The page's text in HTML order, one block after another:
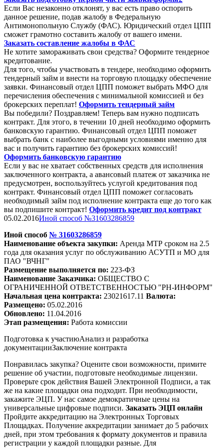
Если Вас незаконно отклонят, у вас есть право оспорить
данное решение, подав жалобу в Федеральную
Антимонопольную Службу (ФАС). Юридический отдел ЦПП
сможет грамотно составить жалобу от вашего имени.
Заказать составление жалобы в ФАС
Не хотите замораживать свои средства? Оформите тендерное
кредитование.
Для того, чтобы участвовать в тендере, необходимо оформить
тендерный займ и внести на торговую площадку обеспечение
заявки. Финансовый отдел ЦПП поможет выбрать МФО для
перечисления обеспечения с минимальной комиссией и без
брокерских переплат! Оформить тендерный займ
Вы победили? Поздравляем! Теперь вам нужно подписать
контракт. Для этого, в течении 10 дней необходимо оформить
банковскую гарантию. Финансовый отдел ЦПП поможет
выбрать банк с наиболее выгодными условиями именно для
вас и получить гарантию без брокерских комиссий!
Оформить банковскую гарантию
Если у вас не хватает собственных средств для исполнения
заключенного контракта, а авансовый платеж от заказчика не
предусмотрен, воспользуйтесь услугой кредитования под
контракт. Финансовый отдел ЦПП поможет согласовать
необходимый займ под исполнение контракта еще до того как
вы подпишите контракт! Оформить кредит под контракт
05.02.2016Иной способ №31603286859
Иной способ № 31603286859
Наименование объекта закупки: Аренда МТР сроком на 2.5
года для оказания услуг по обслуживанию АСУТП и МО для
ПАО "ВЧНГ"
Размещение выполняется по: 223-ФЗ
Наименование Заказчика: ОБЩЕСТВО С
ОГРАНИЧЕННОЙ ОТВЕТСТВЕННОСТЬЮ "РН-ИНФОРМ"
Начальная цена контракта: 23021617.11 Валюта:
Размещено: 05.02.2016
Обновлено: 11.04.2016
Этап размещения: Работа комиссии
Подготовка к участиюАнализ и разработка
документацииЗаключение контракта
Понравилась закупка? Оцените свои возможности, примите
решение об участии, подготовьте необходимые лицензии.
Проверьте срок действия Вашей Электронной Подписи, а так
же на какие площадки она подходит. При необходимости,
закажите ЭЦП. У нас самое демократичные цены на
универсальные цифровые подписи. Заказать ЭЦП онлайн
Пройдите аккредитацию на Электронных Торговых
Площадках. Получение аккредитации занимает до 5 рабочих
дней, при этом требования к формату документов и правила
регистрации у каждой площадки разные. Для